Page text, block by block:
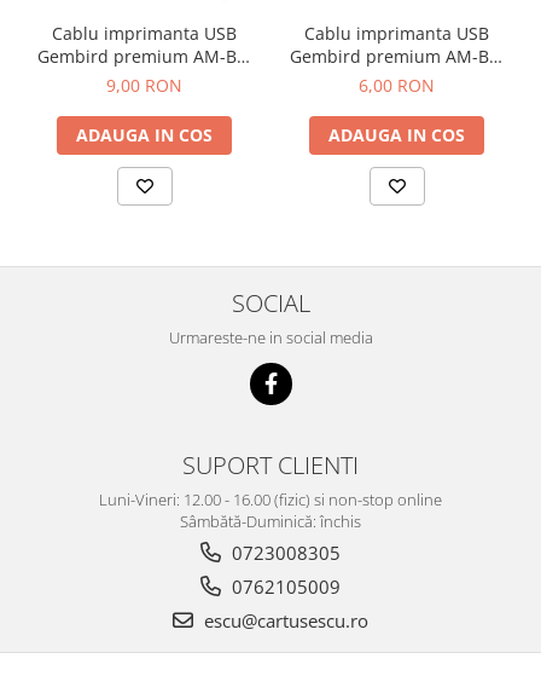
Cablu imprimanta USB
Gembird premium AM-BM
3m
9,00 RON
ADAUGA IN COS
Cablu imprimanta USB
Gembird premium AM-BM
1.8m
6,00 RON
ADAUGA IN COS
SOCIAL
Urmareste-ne in social media
SUPORT CLIENTI
Luni-Vineri: 12.00 - 16.00 (fizic) si non-stop online
Sâmbătă-Duminică: închis
0723008305
0762105009
escu@cartusescu.ro